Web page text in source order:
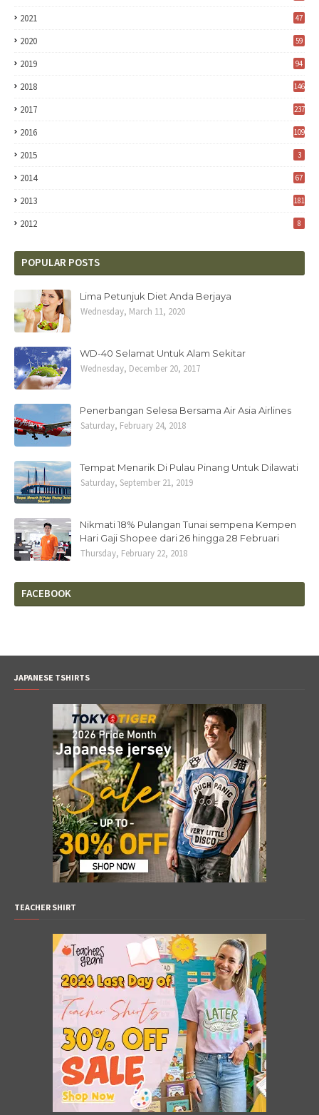
2021
47
2020 59
2019 94
2018 146
2017 237
2016 109
2015 3
2014 67
2013 181
2012 8
POPULAR POSTS
Lima Petunjuk Diet Anda Berjaya
Wednesday, March 11, 2020
WD-40 Selamat Untuk Alam Sekitar
Wednesday, December 20, 2017
Penerbangan Selesa Bersama Air Asia Airlines
Saturday, February 24, 2018
Tempat Menarik Di Pulau Pinang Untuk Dilawati
Saturday, September 21, 2019
Nikmati 18% Pulangan Tunai sempena Kempen
Hari Gaji Shopee dari 26 hingga 28 Februari
Thursday, February 22, 2018
FACEBOOK
JAPANESE TSHIRTS
TEACHER SHIRT